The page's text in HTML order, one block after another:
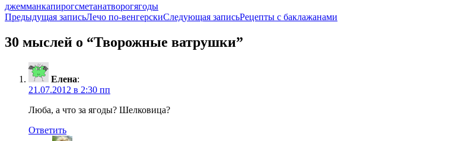
джемманкапирогсметанатворогягоды
Навигация
по
записям
Предыдущая записьЛечо по-венгерскиСледующая записьРецепты с баклажанами
30 мыслей о “Творожные ватрушки”
Елена:
21.07.2012 в 2:30 пп
Люба, а что за ягоды? Шелковица?
Ответить